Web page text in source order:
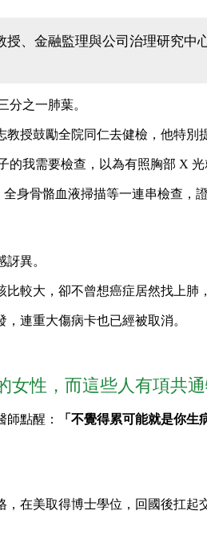
、金融監理與公司治理研究
分之一肺葉。
授鼓勵全院同仁去健檢，他特別
我需要檢查，以為有照胸部 X 光
身骨骼血液掃描等一連串檢查，
異。
較大，卻不曾想癌症居然找上肺
連重大傷病卡也已經被取消。
女性，而這些人有項共
點醒：
「不覺得累可能就是你
在美取得博士學位，回國後扛